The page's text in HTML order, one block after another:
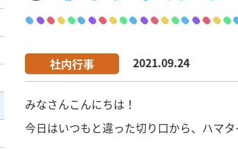
社内行事 2021.09.24
みなさんこんにちは！
今日はいつもと違った切り口から、ハマ